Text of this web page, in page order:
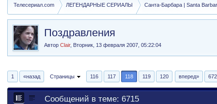
Телесериал.com ЛЕГЕНДАРНЫЕ СЕРИАЛЫ Санта-Барбара | Santa
Поздравления
АвторClair, Вторник, 13 февраля 2007, 05:22:04
1 «назад Страницы 116 117 118 119 120 вперед» 672
Сообщений в теме: 6715